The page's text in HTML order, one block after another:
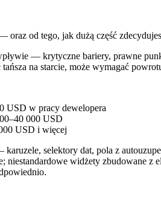
od tego, jak dużą część
— krytyczne bariery, prawne
na starcie, może wymagać
USD w pracy dewelopera
000 USD
USD i więcej
selektory dat, pola z
niestandardowe widżety zbudowane z